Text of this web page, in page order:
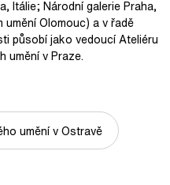
Itálie; Národní galerie Praha,
Olomouc) a v řadě
působí jako vedoucí Ateliéru
umění v Praze.
umění v Ostravě